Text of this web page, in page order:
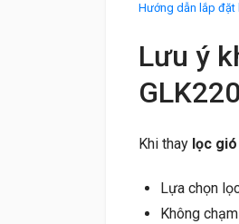
Hướng dẫn lắp đặt
Lưu ý
Khi thay lọc
Lựa chọn
Không